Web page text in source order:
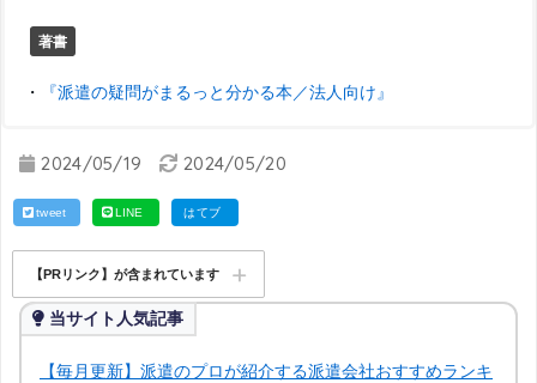
著書
・ 『派遣の疑問がまるっと分かる本／法人向け』
2024/05/19 2024/05/20
tweet LINE はてブ
【PRリンク】が含まれています
当サイト人気記事
【毎月更新】派遣のプロが紹介する派遣会社おすすめランキ